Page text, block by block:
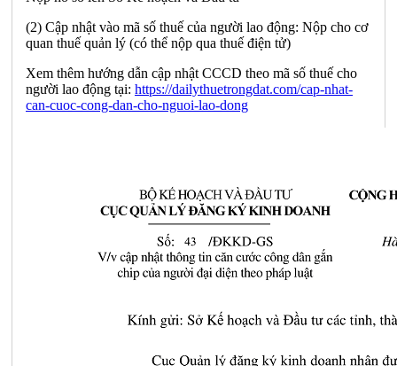
(2) Cập nhật vào mã số thuế của người lao động: Nộp cho cơ
quan thuế quản lý (có thể nộp qua thuế điện tử)
Xem thêm hướng dẫn cập nhật CCCD theo mã số thuế cho
người lao động tại: https://dailythuetrongdat.com/cap-nhat-
can-cuoc-cong-dan-cho-nguoi-lao-dong